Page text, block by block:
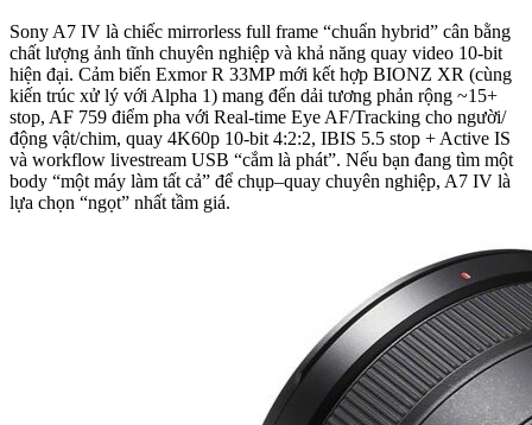
Sony A7 IV là chiếc mirrorless full frame “chuẩn hybrid” cân bằng
chất lượng ảnh tĩnh chuyên nghiệp và khả năng quay video 10-bit
hiện đại. Cảm biến Exmor R 33MP mới kết hợp BIONZ XR (cùng
kiến trúc xử lý với Alpha 1) mang đến dải tương phản rộng ~15+
stop, AF 759 điểm pha với Real-time Eye AF/Tracking cho người/
động vật/chim, quay 4K60p 10-bit 4:2:2, IBIS 5.5 stop + Active IS
và workflow livestream USB “cắm là phát”. Nếu bạn đang tìm một
body “một máy làm tất cả” để chụp–quay chuyên nghiệp, A7 IV là
lựa chọn “ngọt” nhất tầm giá.